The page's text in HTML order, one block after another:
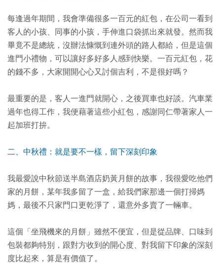
每逢過年期間，我會準備很多一百元的紅包，在公司一看到
客人的小孩、同事的小孩，手伸進口袋抓出來就發。然而我
畢竟不是總統，沒辦法慷慨到連外頭的路人都給，但是這個
進門小禮物，可以讓好多好多人感到快樂。一百元紅包，花
的錢不多，大家開開心心又討個吉利，不是很好嗎？
最重要的是，客人一進門就開心，之後買車也好談。汽車業
過年也得工作，我便藉著這些小紅包，感謝同仁帶著家人一
起加班打拚。
二、中秋禮：就是要不一樣，留下深刻印象
我最愛說中秋節送半島酒店奶黃月餅的故事，我很愛吃他們
家的月餅，某年我多留了一盒，給我們家那邊一個打掃媽
媽，最後不只家門口更乾淨了，還意外多賣了一輛車。
這個「坐飛機來的月餅」雖然不便宜，但是從品牌、口味到
包裝都夠特別，跟對方收到的開心度、對我留下印象的深刻
度比起來，算是有價值了。